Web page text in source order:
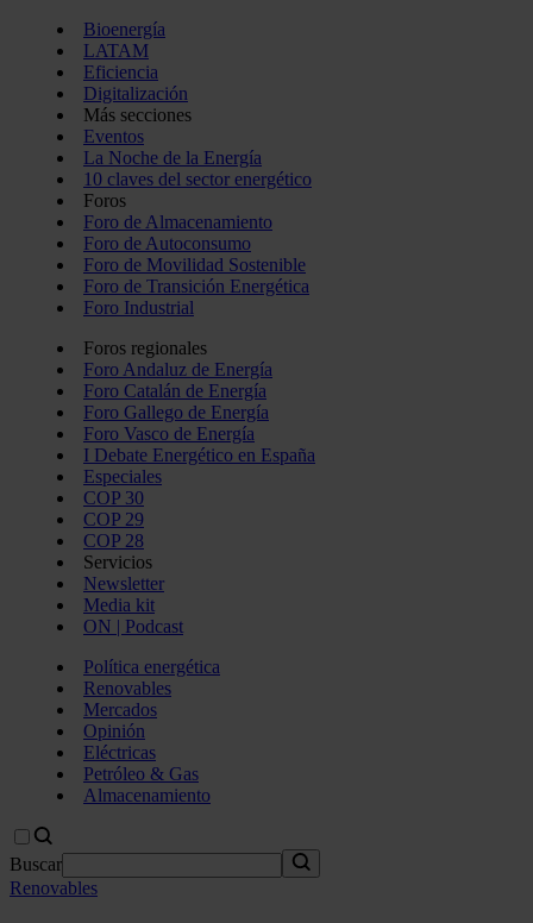
Bioenergía
LATAM
Eficiencia
Digitalización
Más secciones
Eventos
La Noche de la Energía
10 claves del sector energético
Foros
Foro de Almacenamiento
Foro de Autoconsumo
Foro de Movilidad Sostenible
Foro de Transición Energética
Foro Industrial
Foros regionales
Foro Andaluz de Energía
Foro Catalán de Energía
Foro Gallego de Energía
Foro Vasco de Energía
I Debate Energético en España
Especiales
COP 30
COP 29
COP 28
Servicios
Newsletter
Media kit
ON | Podcast
Política energética
Renovables
Mercados
Opinión
Eléctricas
Petróleo & Gas
Almacenamiento
Buscar
Renovables